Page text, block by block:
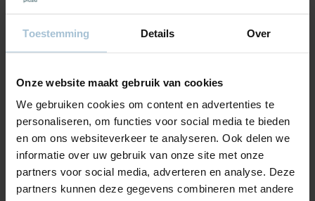
Toestemming Details Over
Onze website maakt gebruik van cookies
We gebruiken cookies om content en advertenties te
personaliseren, om functies voor social media te bieden
en om ons websiteverkeer te analyseren. Ook delen we
informatie over uw gebruik van onze site met onze
partners voor social media, adverteren en analyse. Deze
partners kunnen deze gegevens combineren met andere
magneetband op het raamkozijn te plaatsen. Uitermate
Splendid Plissé
oplossing voor zolders en slaapkamers. Verduisterend of
lichtdoorlatend? Door het ruime aanbod aan stoffen passen
de raamdecoraties van Keje in elke ruimte.